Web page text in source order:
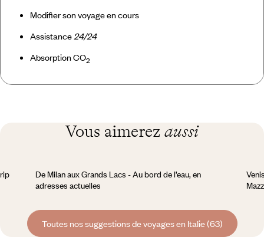
Modifier son voyage en cours
Assistance 24/24
Absorption CO2
Vous aimerez aussi
De Milan aux Grands Lacs - Au bord de l’eau, en
adresses actuelles
Toutes nos suggestions de voyages en Italie (63)